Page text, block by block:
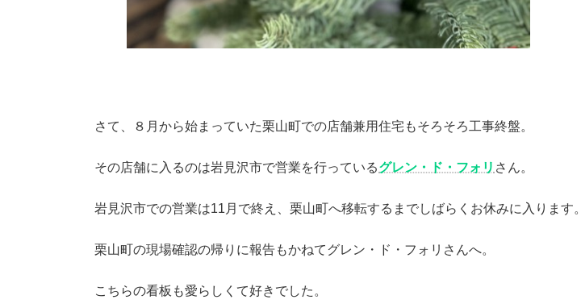
さて、８月から始まっていた栗山町での店舗兼用住宅もそろそろ工事終盤。
その店舗に入るのは岩見沢市で営業を行っているグレン・ド・フォリ さん。
岩見沢市での営業は11月で終え、栗山町へ移転するまでしばらくお休みに入ります。
栗山町の現場確認の帰りに報告もかねてグレン・ド・フォリさんへ。
こちらの看板も愛らしくて好きでした。